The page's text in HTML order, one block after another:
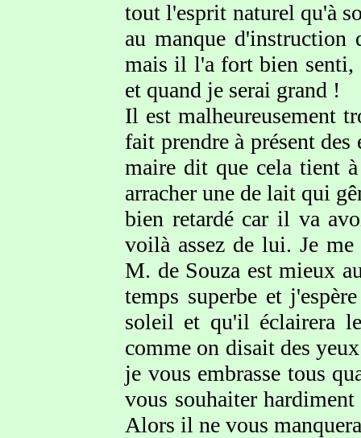
tout l'esprit naturel qu'à
au manque
mais il l'a fort bien senti,
et quand je serai grand !
Il est malheureusement
fait prendre à présent
maire dit que cela tient
arracher une de lait qui
bien retardé car il va
voilà assez de lui. Je
M. de Souza est mieux
temps superbe et
soleil et qu'il éclairera
comme on disait des
je vous embrasse tous
vous souhaiter
Alors il ne vous